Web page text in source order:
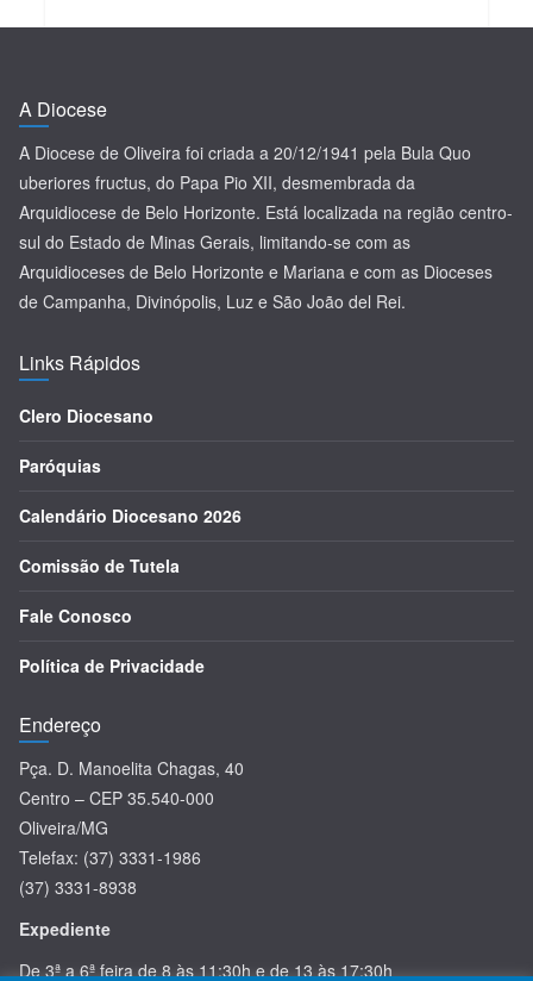
A Diocese
A Diocese de Oliveira foi criada a 20/12/1941 pela Bula Quo
uberiores fructus, do Papa Pio XII, desmembrada da
Arquidiocese de Belo Horizonte. Está localizada na região centro-
sul do Estado de Minas Gerais, limitando-se com as
Arquidioceses de Belo Horizonte e Mariana e com as Dioceses
de Campanha, Divinópolis, Luz e São João del Rei.
Links Rápidos
Clero Diocesano
Paróquias
Calendário Diocesano 2026
Comissão de Tutela
Fale Conosco
Política de Privacidade
Endereço
Pça. D. Manoelita Chagas, 40
Centro – CEP 35.540-000
Oliveira/MG
Telefax: (37) 3331-1986
(37) 3331-8938
Expediente
De 3ª a 6ª feira de 8 às 11:30h e de 13 às 17:30h